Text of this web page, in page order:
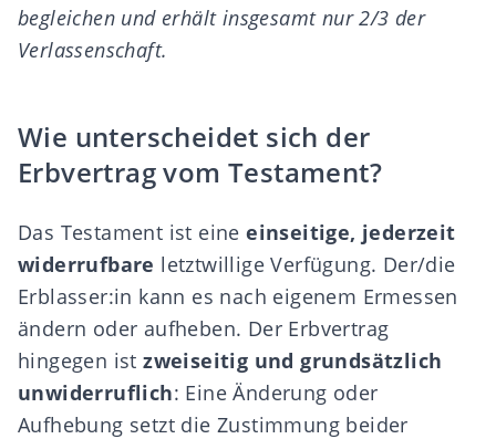
begleichen und erhält insgesamt nur 2/3 der
Verlassenschaft.
Wie unterscheidet sich der
Erbvertrag vom Testament?
Das Testament ist eineeinseitige, jederzeit
widerrufbare letztwillige Verfügung. Der/die
Erblasser:in kann es nach eigenem Ermessen
ändern oder aufheben. Der Erbvertrag
hingegen istzweiseitig und grundsätzlich
unwiderruflich: Eine Änderung oder
Aufhebung setzt die Zustimmung beider